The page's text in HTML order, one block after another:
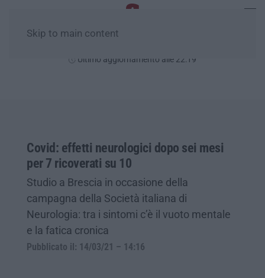
Skip to main content
Ultimo aggiornamento alle 22:19
Covid: effetti neurologici dopo sei mesi
per 7 ricoverati su 10
Studio a Brescia in occasione della
campagna della Società italiana di
Neurologia: tra i sintomi c’è il vuoto mentale
e la fatica cronica
Pubblicato il: 14/03/21 – 14:16